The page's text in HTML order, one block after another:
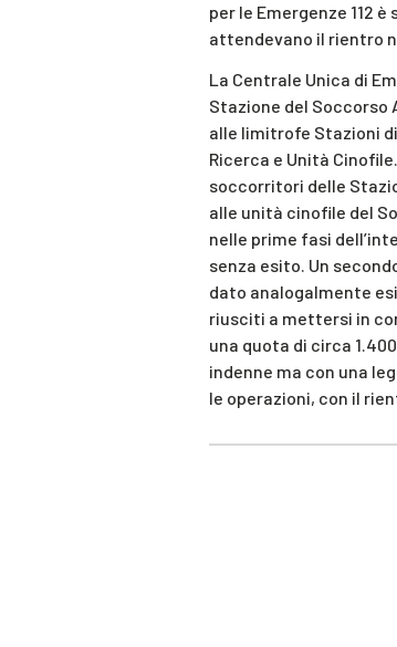
per le Emergenze 112
attendevano il rientro
La Centrale Unica di
Stazione del Soccorso
alle limitrofe Stazioni
Ricerca e Unità
soccorritori delle
alle unità cinofile del
nelle prime fasi
senza esito. Un
dato analogalmente
riusciti a mettersi in
una quota di circa
indenne ma con una
le operazioni, con il